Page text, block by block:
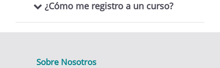
¿Cómo me registro a un curso?
Sobre Nosotros